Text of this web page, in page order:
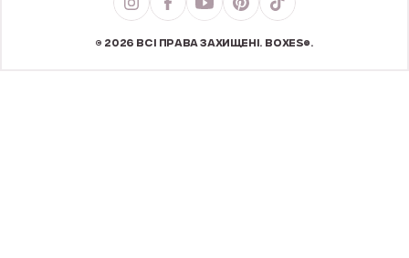
© 2026 ВСІ ПРАВА ЗАХИЩЕНІ. BOXES®.